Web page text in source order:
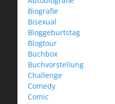
Biografie
Bisexual
Bloggeburtstag
Blogtour
Buchbox
Buchvorstellung
Challenge
Comedy
Comic